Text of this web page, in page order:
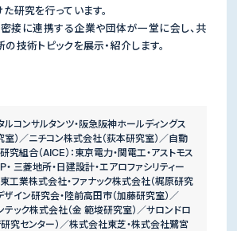
研究を行っています。
接に連携する企業や団体が一堂に会し、共
技術トピックを展示・紹介します。
コンサルタンツ・阪急阪神ホールディングス
）／ニチコン株式会社（荻本研究室）／自動
組合（AICE）：東京電力・関電工・アストモス
三菱地所・日建設計・エアロファシリティー
工業株式会社・ファナック株式会社（梶原研究
ザイン研究会・陸前高田市（加藤研究室）／
テック株式会社（金 範埈研究室）／サロンドロ
研究センター）／株式会社東芝・株式会社鷺宮